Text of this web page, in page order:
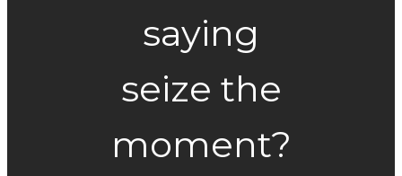
saying
seize the
moment?